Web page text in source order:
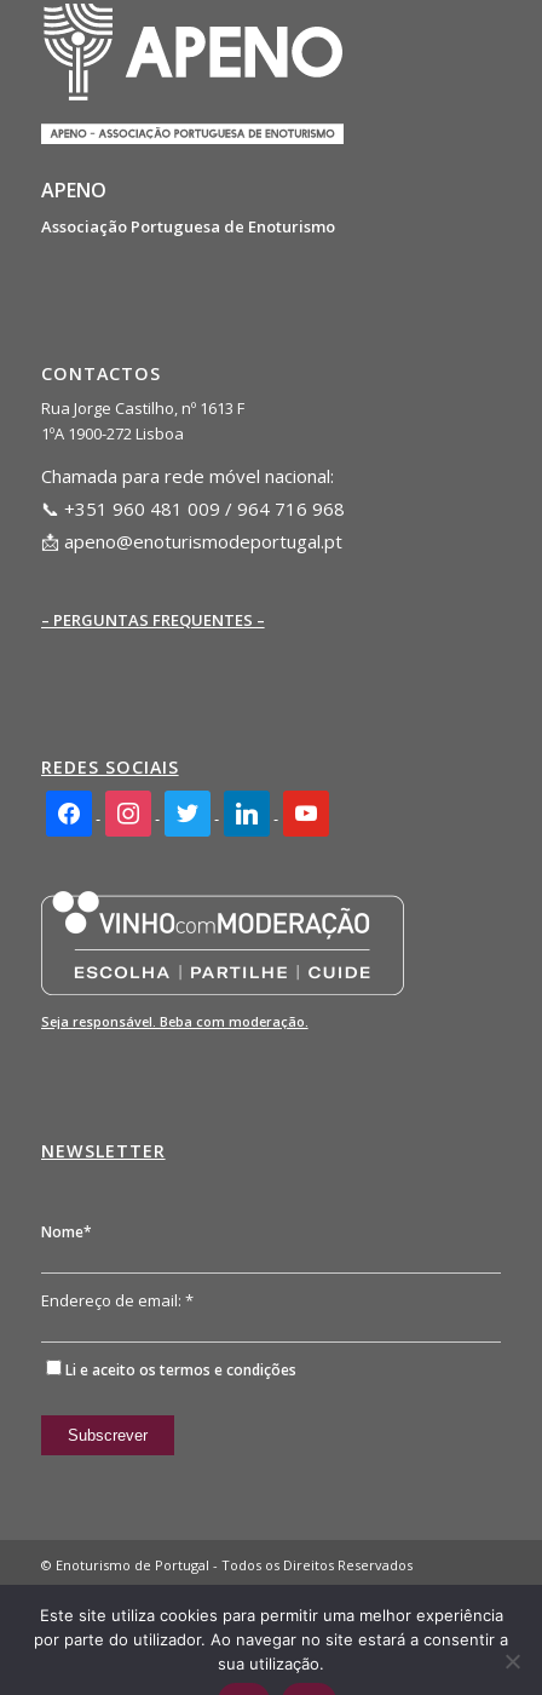
APENO
Associação Portuguesa de Enoturismo
CONTACTOS
Rua Jorge Castilho, nº 1613 F
1ºA 1900-272 Lisboa
Chamada para rede móvel nacional:
📞 +351 960 481 009 / 964 716 968
📩 apeno@enoturismodeportugal.pt
– PERGUNTAS FREQUENTES –
REDES SOCIAIS
facebook2instagramtwitter linkedin youtube
Seja responsável. Beba com moderação.
NEWSLETTER
Nome*
Endereço de email: *
Li e aceito os termos e condições
© Enoturismo de Portugal - Todos os Direitos Reservados
Política de Privacidade
Este site utiliza cookies para permitir uma melhor experiência
por parte do utilizador. Ao navegar no site estará a consentir a
sua utilização.